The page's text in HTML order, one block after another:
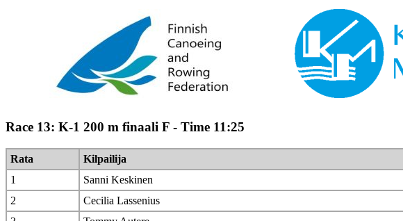
Race 13: K-1 200 m finaali F - Time 11:25
Rata Kilpailija
1
Sanni Keskinen
2
Cecilia Lassenius